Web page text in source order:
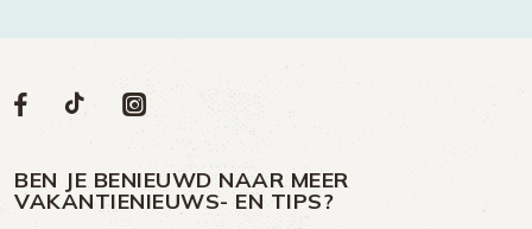
Volg
op
Social
Volg
op
Facebook
Volg
op
TikTok
Volg
op
Instagram
BEN JE BENIEUWD NAAR MEER
VAKANTIENIEUWS- EN TIPS?